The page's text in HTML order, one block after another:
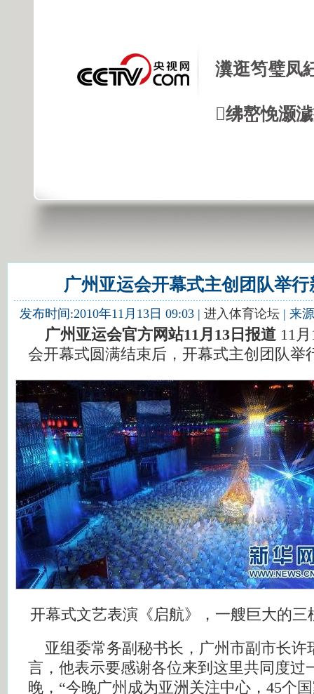
瀵逛笉璧凤
绋嶅悗灏
广州亚运会开幕式主创团队举
发布时间:2010年11月13日 09:03 | 进入体育论坛 | 来
广州亚运会官方网站11月13日报道 11
会开幕式圆满结束后，开幕式主创团队举
开幕式文艺表演《启航》，一艘巨大的三
亚组委常务副秘书长，广州市副市长许
言，他表示要感谢各位来到这里共同度过
晚，“今晚广州成为亚洲关注中心，45个